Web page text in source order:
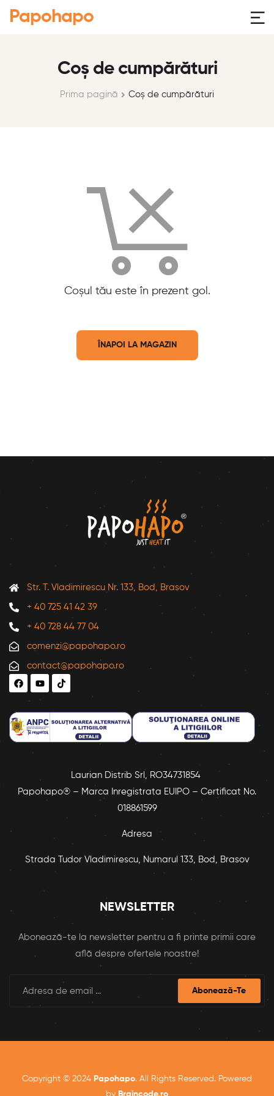
Papohapo
Coș de cumpărături
Prima pagină Coș de cumpărături
Coșul tău este în prezent gol.
ÎNAPOI LA MAGAZIN
Str. T. Vladimirescu Nr. 133, Bod, Brasov
+ 40 725 41 42 39
+ 40 728 44 77 04
comenzi@papohapo.ro
contact@papohapo.ro
Laurian Distrib Srl, RO34731854
Papohapo® – Marca Inregistrata EUIPO – Certificat No.
018861599
Adresa
Strada Tudor Vladimirescu, Numarul 133, Bod, Brasov
NEWSLETTER
Abonează-te la newsletter pentru a fi printe primii care
află despre ofertele noastre!
Abonează-Te
Copyright © 2024 Papohapo. All Rights Reserved. Powered